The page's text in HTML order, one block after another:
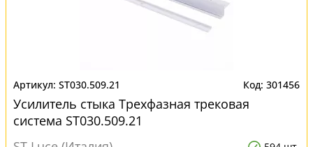
ST030.509.21 301456
Усилитель стыка Трехфазная трековая
система ST030.509.21